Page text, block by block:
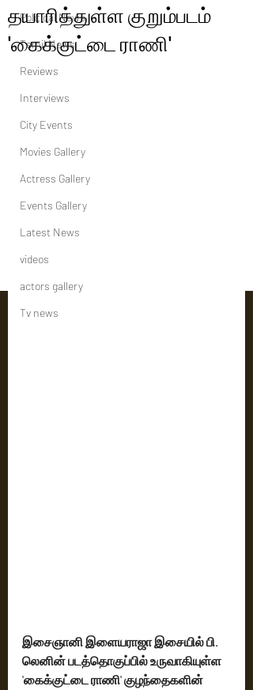
Political News
Tamil News
Reviews
Interviews
City Events
Movies Gallery
Actress Gallery
Events Gallery
Latest News
videos
actors gallery
Tv news
தயாரித்துள்ள குறும்படம்
'கைக்குட்டை ராணி'
இசைஞானி இளையராஜா இசையில் பி.
லெனின் படத்தொகுப்பில் உருவாகியுள்ள
'கைக்குட்டை ராணி' குழந்தைகளின்